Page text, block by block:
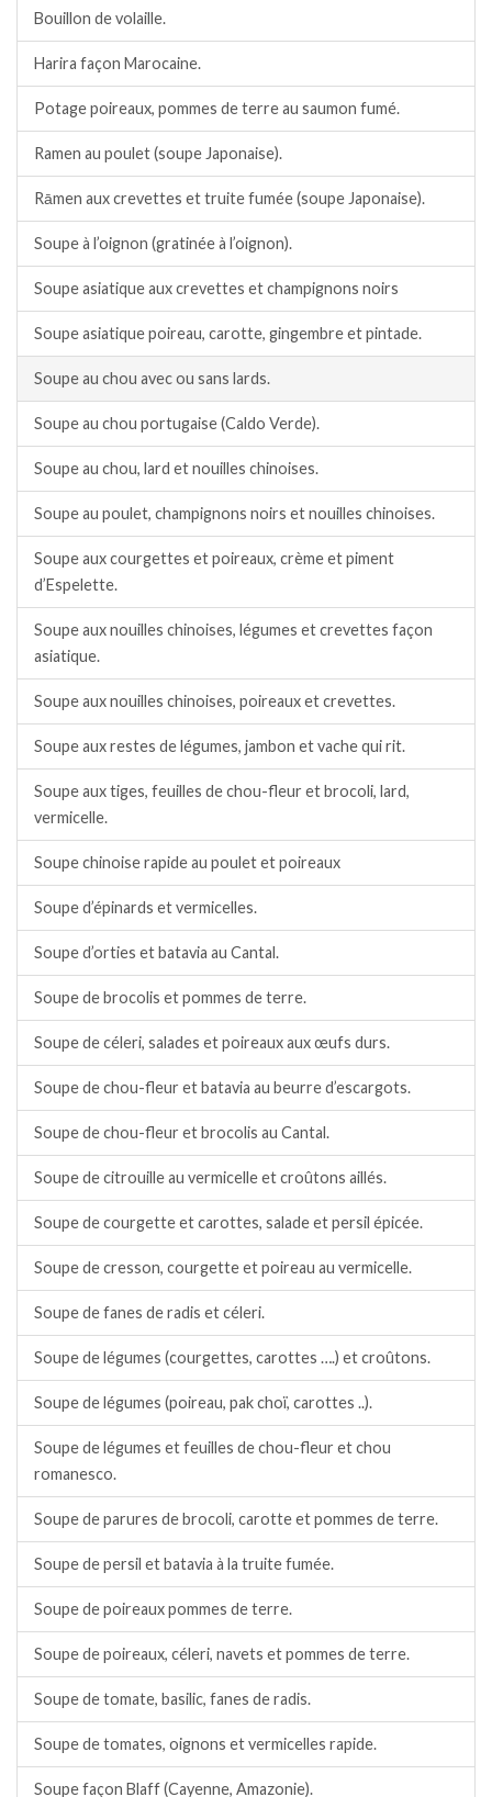
Bouillon de volaille.
Harira façon Marocaine.
Potage poireaux, pommes de terre au saumon fumé.
Ramen au poulet (soupe Japonaise).
Rāmen aux crevettes et truite fumée (soupe Japonaise).
Soupe à l’oignon (gratinée à l’oignon).
Soupe asiatique aux crevettes et champignons noirs
Soupe asiatique poireau, carotte, gingembre et pintade.
Soupe au chou avec ou sans lards.
Soupe au chou portugaise (Caldo Verde).
Soupe au chou, lard et nouilles chinoises.
Soupe au poulet, champignons noirs et nouilles chinoises.
Soupe aux courgettes et poireaux, crème et piment
d’Espelette.
Soupe aux nouilles chinoises, légumes et crevettes façon
asiatique.
Soupe aux nouilles chinoises, poireaux et crevettes.
Soupe aux restes de légumes, jambon et vache qui rit.
Soupe aux tiges, feuilles de chou-fleur et brocoli, lard,
vermicelle.
Soupe chinoise rapide au poulet et poireaux
Soupe d’épinards et vermicelles.
Soupe d’orties et batavia au Cantal.
Soupe de brocolis et pommes de terre.
Soupe de céleri, salades et poireaux aux œufs durs.
Soupe de chou-fleur et batavia au beurre d’escargots.
Soupe de chou-fleur et brocolis au Cantal.
Soupe de citrouille au vermicelle et croûtons aillés.
Soupe de courgette et carottes, salade et persil épicée.
Soupe de cresson, courgette et poireau au vermicelle.
Soupe de fanes de radis et céleri.
Soupe de légumes (courgettes, carottes ….) et croûtons.
Soupe de légumes (poireau, pak choï, carottes ..).
Soupe de légumes et feuilles de chou-fleur et chou
romanesco.
Soupe de parures de brocoli, carotte et pommes de terre.
Soupe de persil et batavia à la truite fumée.
Soupe de poireaux pommes de terre.
Soupe de poireaux, céleri, navets et pommes de terre.
Soupe de tomate, basilic, fanes de radis.
Soupe de tomates, oignons et vermicelles rapide.
Soupe façon Blaff (Cayenne, Amazonie).